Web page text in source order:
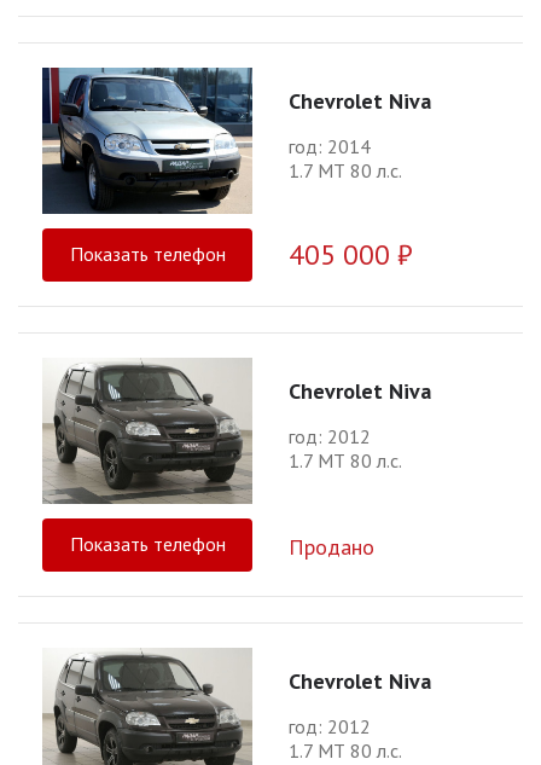
Chevrolet Niva
год: 2014
1.7 МТ 80 л.с.
Показать телефон 405 000 ₽
Chevrolet Niva
год: 2012
1.7 МТ 80 л.с.
Показать телефон Продано
Chevrolet Niva
год: 2012
1.7 МТ 80 л.с.